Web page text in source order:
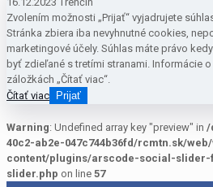
Zvolením možnosti „Prijať“ vyjadrujete
Stránka zbiera iba nevyhnutné cookies,
marketingové účely. Súhlas máte právo
byť zdieľané s tretími stranami. Informácie
záložkách „Čítať viac“.
Čítať viac
Prijať
Warning: Undefined array key "preview" in /
40c2-ab2e-047c744b36fd/rcmtn.sk/
content/plugins/arscode-social-
slider.php on line 57